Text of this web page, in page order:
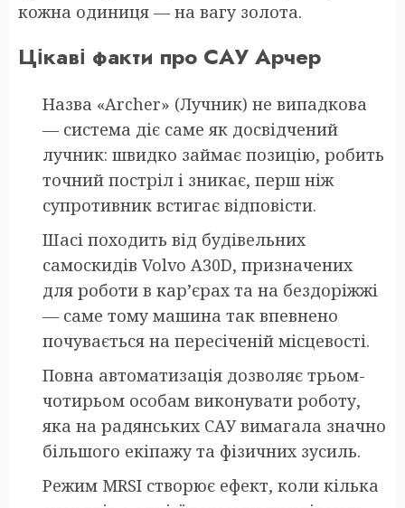
кожна одиниця — на вагу золота.
Цікаві факти про САУ Арчер
Назва «Archer» (Лучник) не випадкова
— система діє саме як досвідчений
лучник: швидко займає позицію, робить
точний постріл і зникає, перш ніж
супротивник встигає відповісти.
Шасі походить від будівельних
самоскидів Volvo A30D, призначених
для роботи в кар’єрах та на бездоріжжі
— саме тому машина так впевнено
почувається на пересіченій місцевості.
Повна автоматизація дозволяє трьом-
чотирьом особам виконувати роботу,
яка на радянських САУ вимагала значно
більшого екіпажу та фізичних зусиль.
Режим MRSI створює ефект, коли кілька